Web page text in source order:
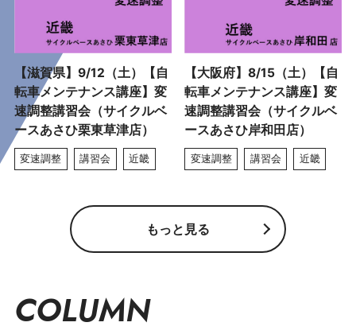
【滋賀県】9/12（土）【自
転車メンテナンス講座】変
速調整講習会（サイクルベ
ースあさひ栗東草津店）
変速調整 講習会 近畿
【大阪府】8/15（土）【自
転車メンテナンス講座】変
速調整講習会（サイクルベ
ースあさひ岸和田店）
変速調整 講習会 近畿
もっと見る
COLUMN